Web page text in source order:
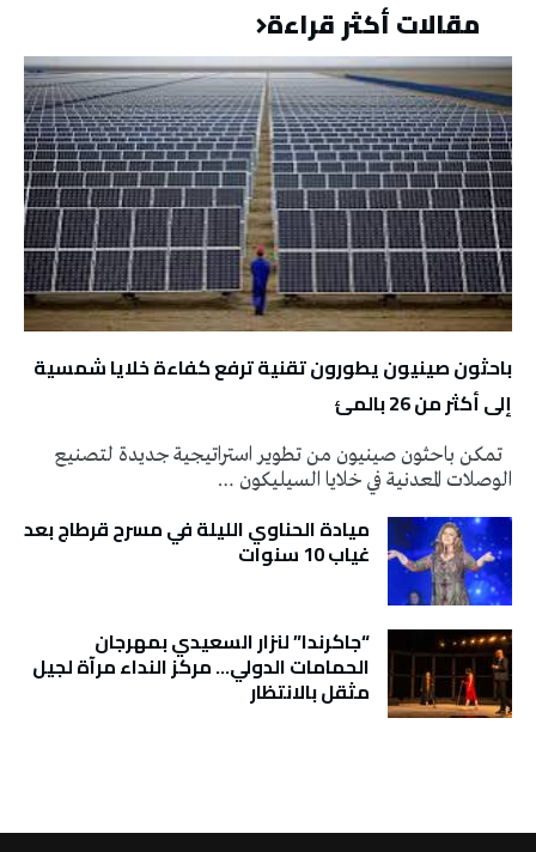
مقالات أكثر قراءة
باحثون صينيون يطورون تقنية ترفع كفاءة خلايا شمسية
إلى أكثر من 26 بالمئ
تمكن باحثون صينيون من تطوير استراتيجية جديدة لتصنيع
الوصلات المعدنية في خلايا السيليكون …
ميادة الحناوي الليلة في مسرح قرطاج بعد
غياب 10 سنوات
“جاكرندا” لنزار السعيدي بمهرجان
الحمامات الدولي… مركز النداء مرآة لجيل
مثقل بالانتظار